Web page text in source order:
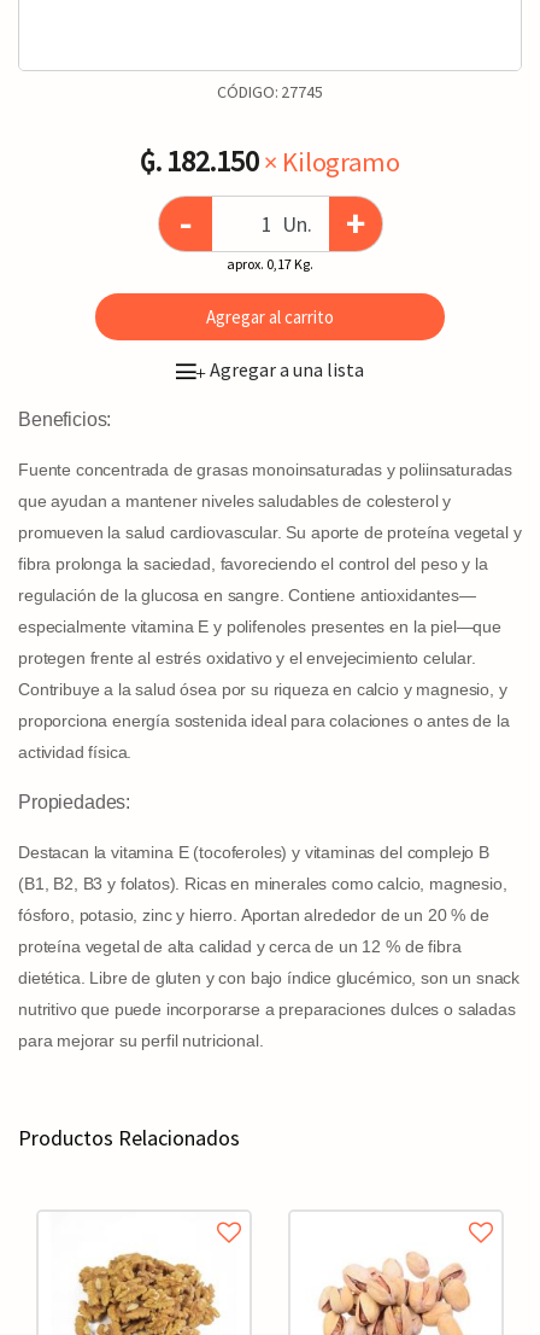
CÓDIGO: 27745
₲. 182.150× Kilogramo
- Un. +
aprox. 0,17 Kg.
Agregar al carrito
+Agregar a una lista
Beneficios:
Fuente concentrada de grasas monoinsaturadas y poliinsaturadas
que ayudan a mantener niveles saludables de colesterol y
promueven la salud cardiovascular. Su aporte de proteína vegetal y
fibra prolonga la saciedad, favoreciendo el control del peso y la
regulación de la glucosa en sangre. Contiene antioxidantes—
especialmente vitamina E y polifenoles presentes en la piel—que
protegen frente al estrés oxidativo y el envejecimiento celular.
Contribuye a la salud ósea por su riqueza en calcio y magnesio, y
proporciona energía sostenida ideal para colaciones o antes de la
actividad física.
Propiedades:
Destacan la vitamina E (tocoferoles) y vitaminas del complejo B
(B1, B2, B3 y folatos). Ricas en minerales como calcio, magnesio,
fósforo, potasio, zinc y hierro. Aportan alrededor de un 20 % de
proteína vegetal de alta calidad y cerca de un 12 % de fibra
dietética. Libre de gluten y con bajo índice glucémico, son un snack
nutritivo que puede incorporarse a preparaciones dulces o saladas
para mejorar su perfil nutricional.
Productos Relacionados